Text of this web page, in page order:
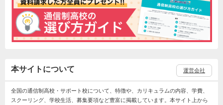
本サイトについて 運営会社
全国の通信制高校・サポート校について、特徴や、カリキュラムの内容、学費、
スクーリング、学校生活、募集要項など豊富に掲載しています。本サイト上から